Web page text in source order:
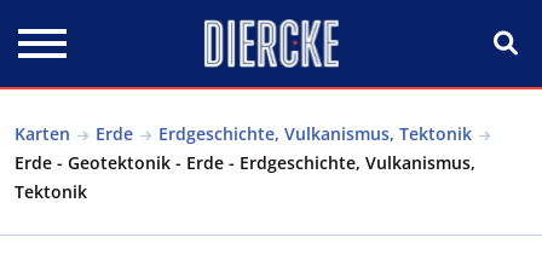
Karten Erde
Erdgeschichte, Vulkanismus, Tektonik
Erde - Geotektonik - Erde - Erdgeschichte, Vulkanismus,
Tektonik